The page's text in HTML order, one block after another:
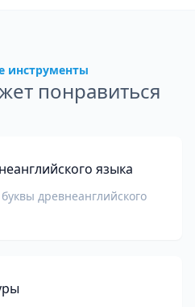
инструменты
понравиться
языка
древнеанглийского